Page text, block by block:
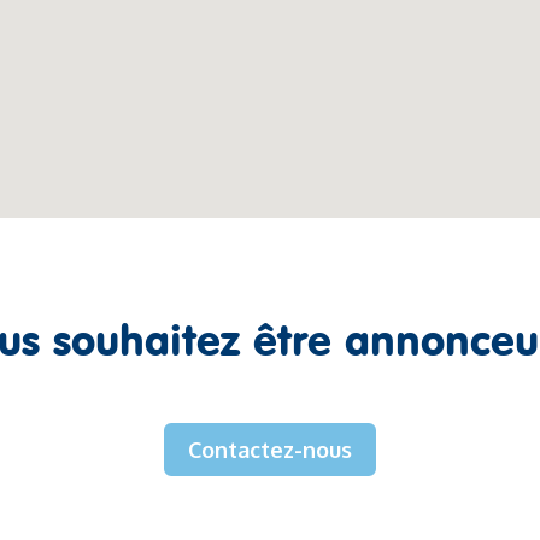
souhaitez être
Contactez-nous